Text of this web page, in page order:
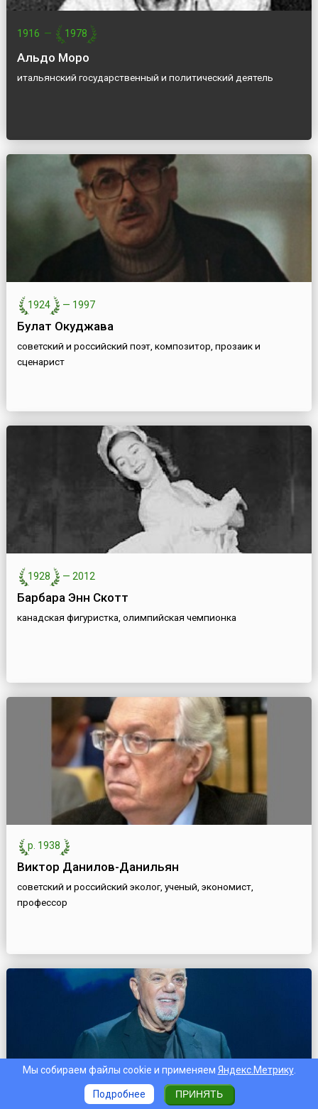
1916 — 1978
Альдо Моро
итальянский государственный и политический деятель
1924 — 1997
Булат Окуджава
советский и российский поэт, композитор, прозаик и
сценарист
1928 — 2012
Барбара Энн Скотт
канадская фигуристка, олимпийская чемпионка
р. 1938
Виктор Данилов-Данильян
советский и российский эколог, ученый, экономист,
профессор
Мы собираем файлы cookie и применяем Яндекс.Метрику.
Подробнее ПРИНЯТЬ